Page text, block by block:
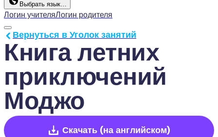
Выбрать язык…
Логин учителяЛогин родителя
Книга летних
приключений
Моджо
Вернуться в Уголок занятий
Скачать (на английском)